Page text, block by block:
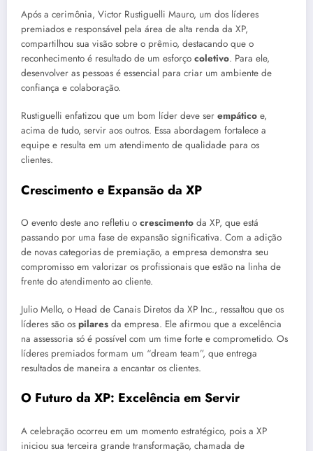
Após a cerimônia, Victor Rustiguelli Mauro, um dos líderes
premiados e responsável pela área de alta renda da XP,
compartilhou sua visão sobre o prêmio, destacando que o
reconhecimento é resultado de um esforço coletivo. Para ele,
desenvolver as pessoas é essencial para criar um ambiente de
confiança e colaboração.
Rustiguelli enfatizou que um bom líder deve ser empático e,
acima de tudo, servir aos outros. Essa abordagem fortalece a
equipe e resulta em um atendimento de qualidade para os
clientes.
Crescimento e Expansão da XP
O evento deste ano refletiu o crescimento da XP, que está
passando por uma fase de expansão significativa. Com a adição
de novas categorias de premiação, a empresa demonstra seu
compromisso em valorizar os profissionais que estão na linha de
frente do atendimento ao cliente.
Julio Mello, o Head de Canais Diretos da XP Inc., ressaltou que os
líderes são os pilares da empresa. Ele afirmou que a excelência
na assessoria só é possível com um time forte e comprometido. Os
líderes premiados formam um “dream team”, que entrega
resultados de maneira a encantar os clientes.
O Futuro da XP: Excelência em Servir
A celebração ocorreu em um momento estratégico, pois a XP
iniciou sua terceira grande transformação, chamada de